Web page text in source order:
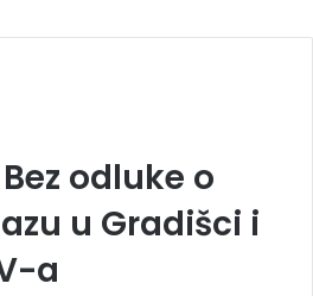
Bez odluke o
u Gradišci i
a